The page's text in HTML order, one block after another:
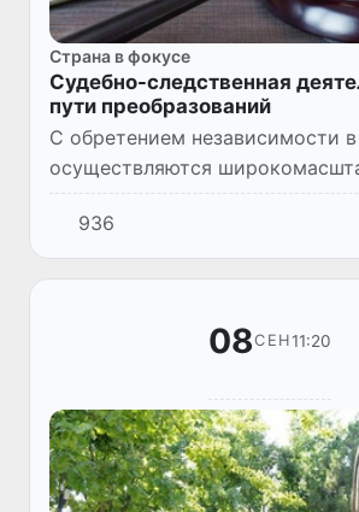
Страна в фокусе
Судебно-следственная
пути преобразований
С обретением независимости
осуществляются
реформы, наиболее значимые
проводятся в последние годы.
основных - совершенствование
936
08СЕН11:20